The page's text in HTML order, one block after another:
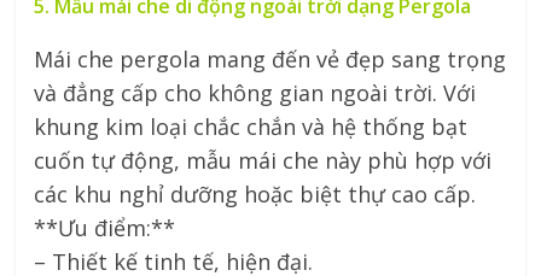
5. Mẫu mái che di động ngoài trời dạng Pergola
Mái che pergola mang đến vẻ đẹp sang trọng
và đẳng cấp cho không gian ngoài trời. Với
khung kim loại chắc chắn và hệ thống bạt
cuốn tự động, mẫu mái che này phù hợp với
các khu nghỉ dưỡng hoặc biệt thự cao cấp.
**Ưu điểm:**
– Thiết kế tinh tế, hiện đại.